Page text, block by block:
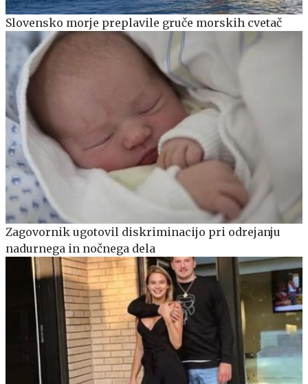
Slovensko morje preplavile gruče morskih cvetač
Zagovornik ugotovil diskriminacijo pri odrejanju
nadurnega in nočnega dela